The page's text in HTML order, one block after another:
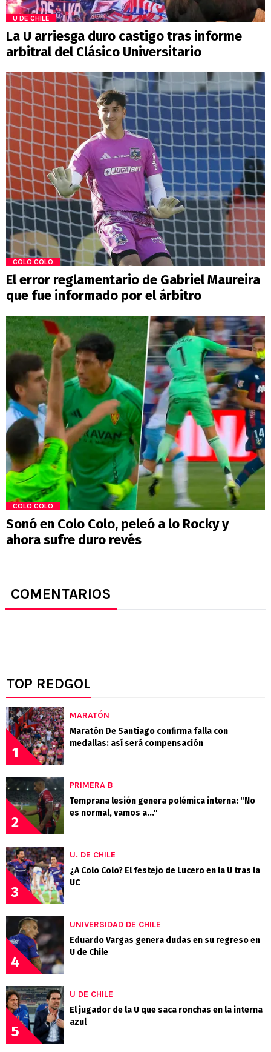
U DE CHILE
La U arriesga duro castigo tras informe
arbitral del Clásico Universitario
COLO COLO
El error reglamentario de Gabriel Maureira
que fue informado por el árbitro
COLO COLO
Sonó en Colo Colo, peleó a lo Rocky y
ahora sufre duro revés
COMENTARIOS
TOP REDGOL
1
MARATÓN
Maratón De Santiago confirma falla con
medallas: así será compensación
2
PRIMERA B
Temprana lesión genera polémica interna: "No
es normal, vamos a..."
3
U. DE CHILE
¿A Colo Colo? El festejo de Lucero en la U tras la
UC
4
UNIVERSIDAD DE CHILE
Eduardo Vargas genera dudas en su regreso en
U de Chile
5
U DE CHILE
El jugador de la U que saca ronchas en la interna
azul